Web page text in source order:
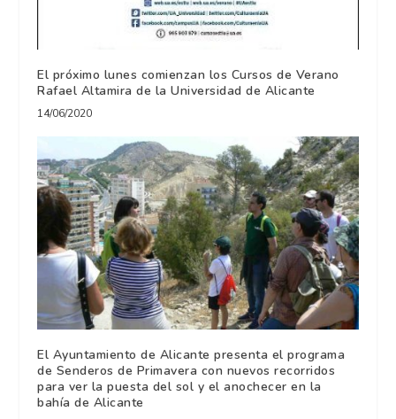
El próximo lunes comienzan los Cursos de Verano
Rafael Altamira de la Universidad de Alicante
14/06/2020
El Ayuntamiento de Alicante presenta el programa
de Senderos de Primavera con nuevos recorridos
para ver la puesta del sol y el anochecer en la
bahía de Alicante